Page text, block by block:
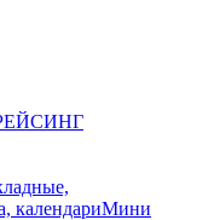
календариМини